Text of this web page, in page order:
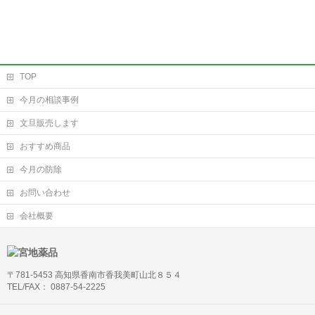
TOP
今月の相談事例
文旦販売します
おすすめ商品
今月の防除
お問い合わせ
会社概要
〒781-5453 高知県香南市香我美町山北８５４
TEL/FAX： 0887-54-2225